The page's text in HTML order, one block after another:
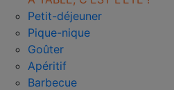
Petit-déjeuner
Pique-nique
Goûter
Apéritif
Barbecue